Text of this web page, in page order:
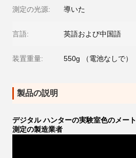
測定の光源: 導いた
言語: 英語および中国語
装置重量: 550g （電池なしで）
製品の説明
デジタル ハンターの実験室色のメー
測定の製造業者